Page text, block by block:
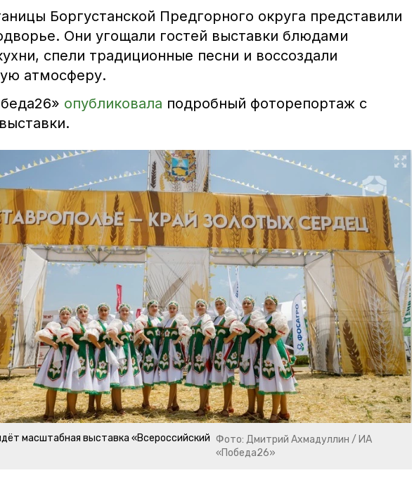
Боргустанской Предгорного округа представили
Они угощали гостей выставки блюдами
спели традиционные песни и воссоздали
атмосферу.
опубликовала подробный фоторепортаж с
масштабная выставка «Всероссийский Фото: Дмитрий Ахмадуллин / ИА
«Победа26»